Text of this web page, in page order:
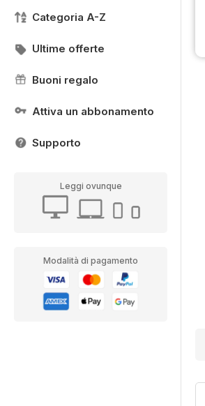
Categoria A-Z
Ultime offerte
Buoni regalo
Attiva un abbonamento
Supporto
Leggi ovunque
Modalità di pagamento